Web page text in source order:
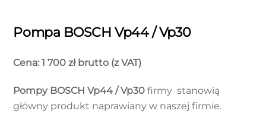
Pompa BOSCH Vp44 / Vp30
Cena: 1 700 zł brutto (z VAT)
Pompy BOSCH Vp44 / Vp30 firmy stanowią
główny produkt naprawiany w naszej firmie.